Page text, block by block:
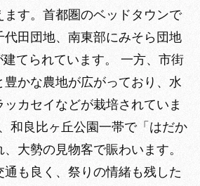
ます。首都圏のベッドタウンで
代田団地、南東部にみそら団地
てられています。 一方、市街
豊かな農地が広がっており、水
カセイなどが栽培されていま
和良比ヶ丘公園一帯で「はだか
大勢の見物客で賑わいます。
通も良く、祭りの情緒も残した